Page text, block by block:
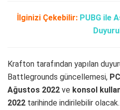
İlginizi Çekebilir: PUBG ile
Krafton tarafından yapılan
Battlegrounds güncellemesi,
Ağustos 2022 ve konsol
2022 tarihinde indirilebilir